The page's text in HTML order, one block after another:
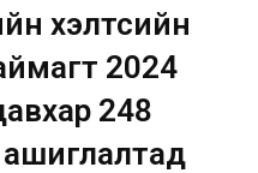
хэлтсийн
2024
248